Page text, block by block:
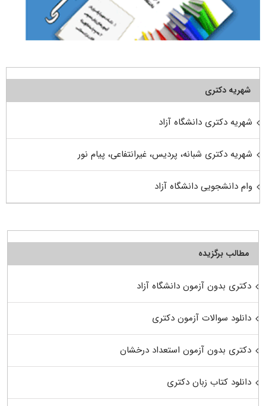
شهریه دکتری
شهریه دکتری دانشگاه آزاد
شهریه دکتری شبانه، پردیس، غیرانتفاعی، پیام نور
وام دانشجویی دانشگاه آزاد
مطالب برگزیده
دکتری بدون آزمون دانشگاه آزاد
دانلود سوالات آزمون دکتری
دکتری بدون آزمون استعداد درخشان
دانلود کتاب زبان دکتری